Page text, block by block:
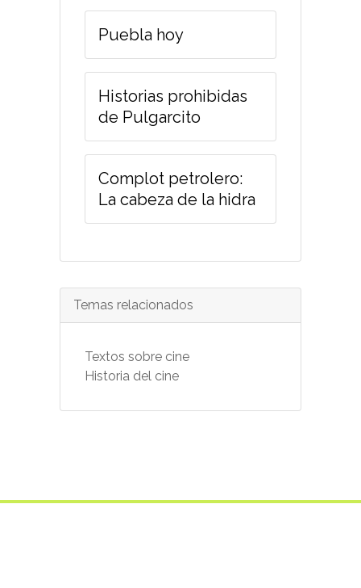
Puebla hoy
Historias prohibidas
de Pulgarcito
Complot petrolero:
La cabeza de la hidra
Temas relacionados
Textos sobre cine
Historia del cine